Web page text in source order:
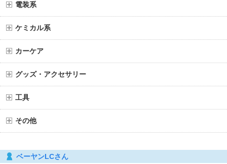
電装系
ケミカル系
カーケア
グッズ・アクセサリー
工具
その他
ベーヤンLCさん